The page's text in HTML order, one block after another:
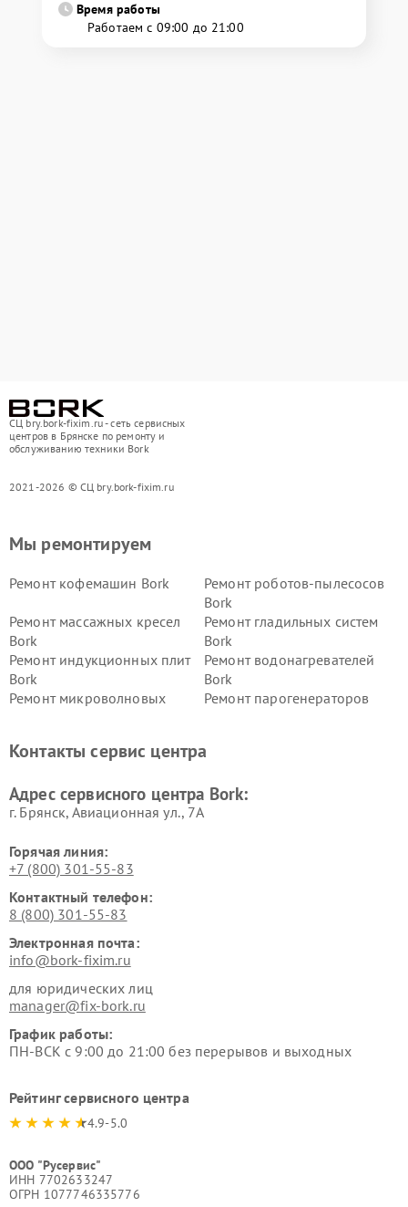
Время работы
Работаем с 09:00 до 21:00
СЦ bry.bork-fixim.ru - сеть сервисных
центров в Брянске по ремонту и
обслуживанию техники Bork
2021-2026 © СЦ bry.bork-fixim.ru
Мы ремонтируем
Ремонт кофемашин Bork
Ремонт роботов-пылесосов
Bork
Ремонт массажных кресел
Bork
Ремонт гладильных систем
Bork
Ремонт индукционных плит
Bork
Ремонт водонагревателей
Bork
Ремонт микроволновых
Ремонт парогенераторов
воздуха Bork
Bork
Bork
Контакты сервис центра
Адрес сервисного центра Bork:
г. Брянск, Авиационная ул., 7А
Горячая линия:
+7 (800) 301-55-83
Контактный телефон:
8 (800) 301-55-83
Электронная почта:
info@bork-fixim.ru
для юридических лиц
manager@fix-bork.ru
График работы:
ПН-ВСК с 9:00 до 21:00 без перерывов и выходных
Рейтинг сервисного центра
4.9-5.0
ООО "Русервис"
ИНН 7702633247
ОГРН 1077746335776